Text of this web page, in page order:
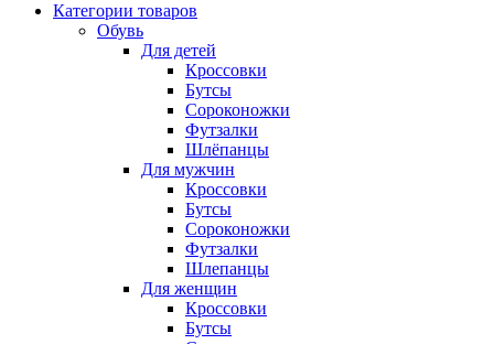
Категории товаров
Обувь
Для детей
Кроссовки
Бутсы
Сороконожки
Футзалки
Шлёпанцы
Для мужчин
Кроссовки
Бутсы
Сороконожки
Футзалки
Шлепанцы
Для женщин
Кроссовки
Бутсы